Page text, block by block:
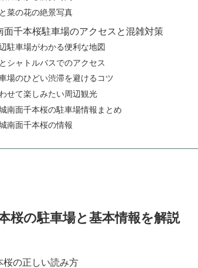
菜の花の絶景写真
面千本桜駐車場のアクセスと混雑対策
駐車場がわかる便利な地図
シャトルバスでのアクセス
場のひどい渋滞を避けるコツ
せて楽しみたい周辺観光
南面千本桜の駐車場情報まとめ
南面千本桜の情報
桜の駐車場と基本情報を解説
桜の正しい読み方